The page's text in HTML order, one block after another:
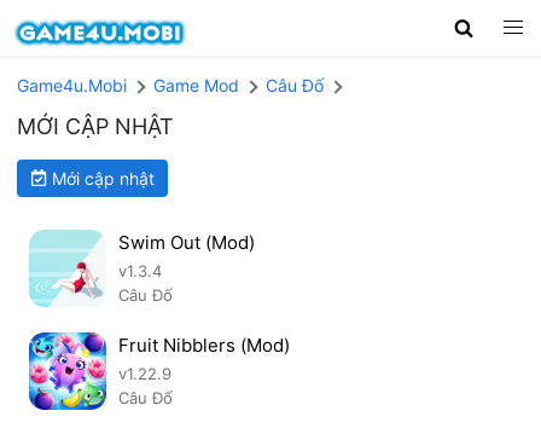
Game4u.Mobi Game Mod Câu Đố
MỚI CẬP NHẬT
Mới cập nhật
Swim Out (Mod)
v1.3.4
Câu Đố
Fruit Nibblers (Mod)
v1.22.9
Câu Đố